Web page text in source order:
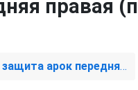
правая
защита арок передняя правая (подкрылок)